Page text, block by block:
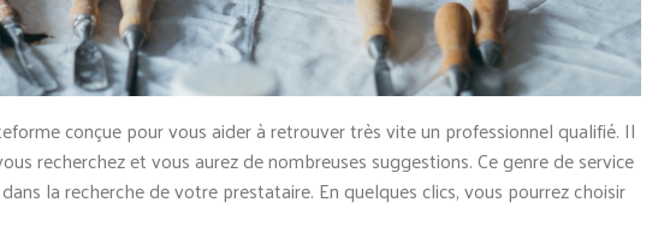
conçue pour vous aider à retrouver très vite un professionnel qualifié. Il
recherchez et vous aurez de nombreuses suggestions. Ce genre de service
la recherche de votre prestataire. En quelques clics, vous pourrez choisir